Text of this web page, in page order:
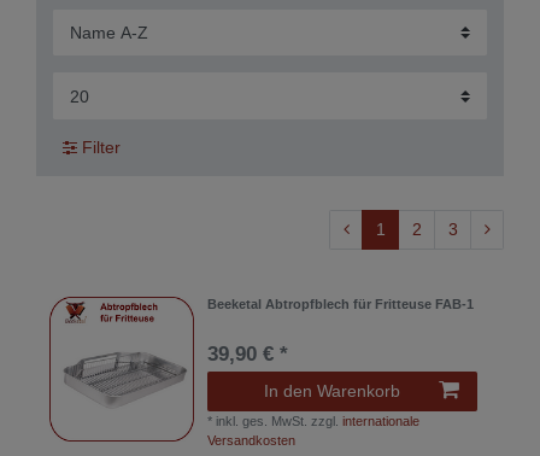
Filter
1 2 3
Beeketal Abtropfblech für Fritteuse FAB-1
39,90 € *
In den Warenkorb
* inkl. ges. MwSt. zzgl.internationale
Versandkosten